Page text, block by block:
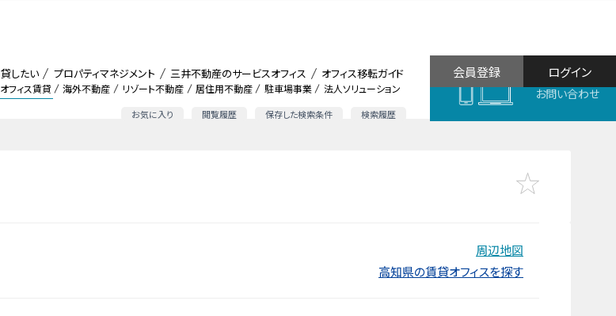
オフィス賃貸 海外不動産 リゾート不動産 居住用不動産 駐車場事業 法人ソリューション
お気に入り 閲覧履歴 保存した検索条件 検索履歴
貸したい プロパティマネジメント 三井不動産のサービスオフィス オフィス移転ガイド
お問い合わせ
ログイン
会員登録
周辺地図
高知県の賃貸オフィスを探す